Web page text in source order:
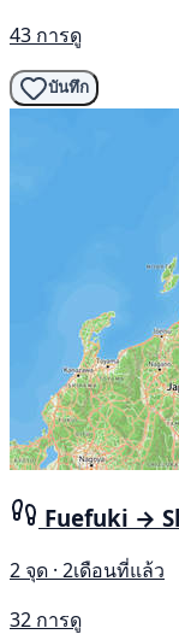
43 การดู
บันทึก
Fuefuki →
2 จุด · 2เดือนที่แล้ว
32 การดู